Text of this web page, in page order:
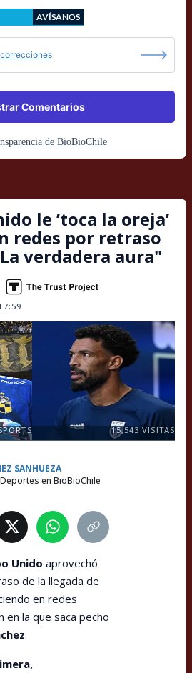
AVÍSANOS
Comentarios
de BioBioChile
le ’toca la oreja’
redes por retraso
verdadera aura"
15,543VISITAS
SANHUEZA
en BioBioChile
Unido aprovechó
de la llegada de
en redes
en la que saca pecho
.